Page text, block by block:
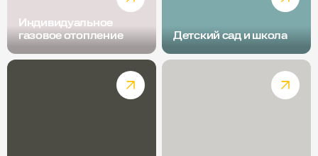
Индивидуальное
газовое отопление
Детский сад и школа